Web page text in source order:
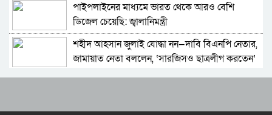
মদপান করে দুই রুশ নাগরিকের মারামারিতে
একজনের মৃত্যু, আরেকজন আইসিইউতে
নাগরপুরে প্রায় ৪ কোটি টাকার সেতু নির্মাণ অ্যাপ্রোচ
সড়ক না থাকায় দুর্ভোগে ১৫ গ্রামের মানুষ
পাইপলাইনের মাধ্যমে ভারত থেকে আরও বেশি
ডিজেল চেয়েছি: জ্বালানিমন্ত্রী
শহীদ আহসান জুলাই যোদ্ধা নন—দাবি বিএনপি নেতার,
জামায়াত নেতা বললেন, ‘সারজিসও ছাত্রলীগ করতেন’
যথাযোগ্য মর্যাদায় সিলেটে জুলাই গণঅভ্যুত্থান দিবস